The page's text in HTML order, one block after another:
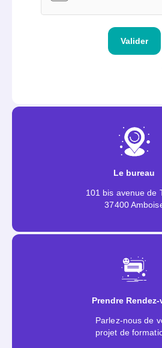
Valider
Le bureau
101 bis avenue de
37400
Prendre
Parlez-nous de
projet de